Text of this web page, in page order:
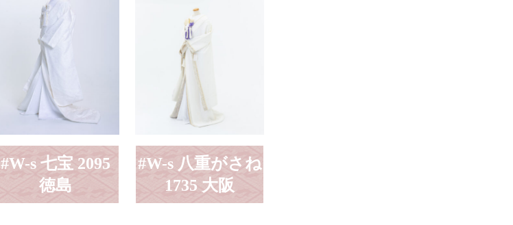
#W-s 七宝 2095
徳島
#W-s 八重がさね
1735 大阪